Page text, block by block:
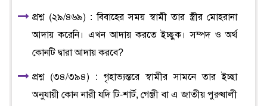
প্রশ্ন (২৯/৪৬৯) : বিবাহের সময় স্বামী তার স্ত্রীর মোহরানা
আদায় করেনি। এখন আদায় করতে ইচ্ছুক। সম্পদ ও অর্থ
কোনটি দ্বারা আদায় করবে?
প্রশ্ন (৩৪/৩৯৪) : গৃহাভ্যন্তরে স্বামীর সামনে তার ইচ্ছা
অনুযায়ী কোন নারী যদি টি-শার্ট, গেঞ্জী বা এ জাতীয় পুরুষালী